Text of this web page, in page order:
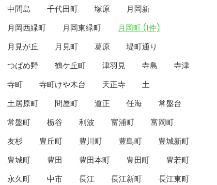
中間島
千代田町 塚原
月岡新
月岡西緑町
月岡東緑町
月岡町 (1件)
月見が丘
月見町 葛原
堤町通り
つばめ野
鶴ケ丘町 津羽見 寺島
寺津
寺町
寺町けや木台 天正寺
土
土居原町
問屋町 道正 任海
常盤台
常盤町
栃谷 利波 富浦町
富岡町
友杉
豊丘町 豊川町 豊島町
豊城新町
豊城町
豊田 豊田本町 豊田町
豊若町
永久町
中市 長江 長江新町
長江東町